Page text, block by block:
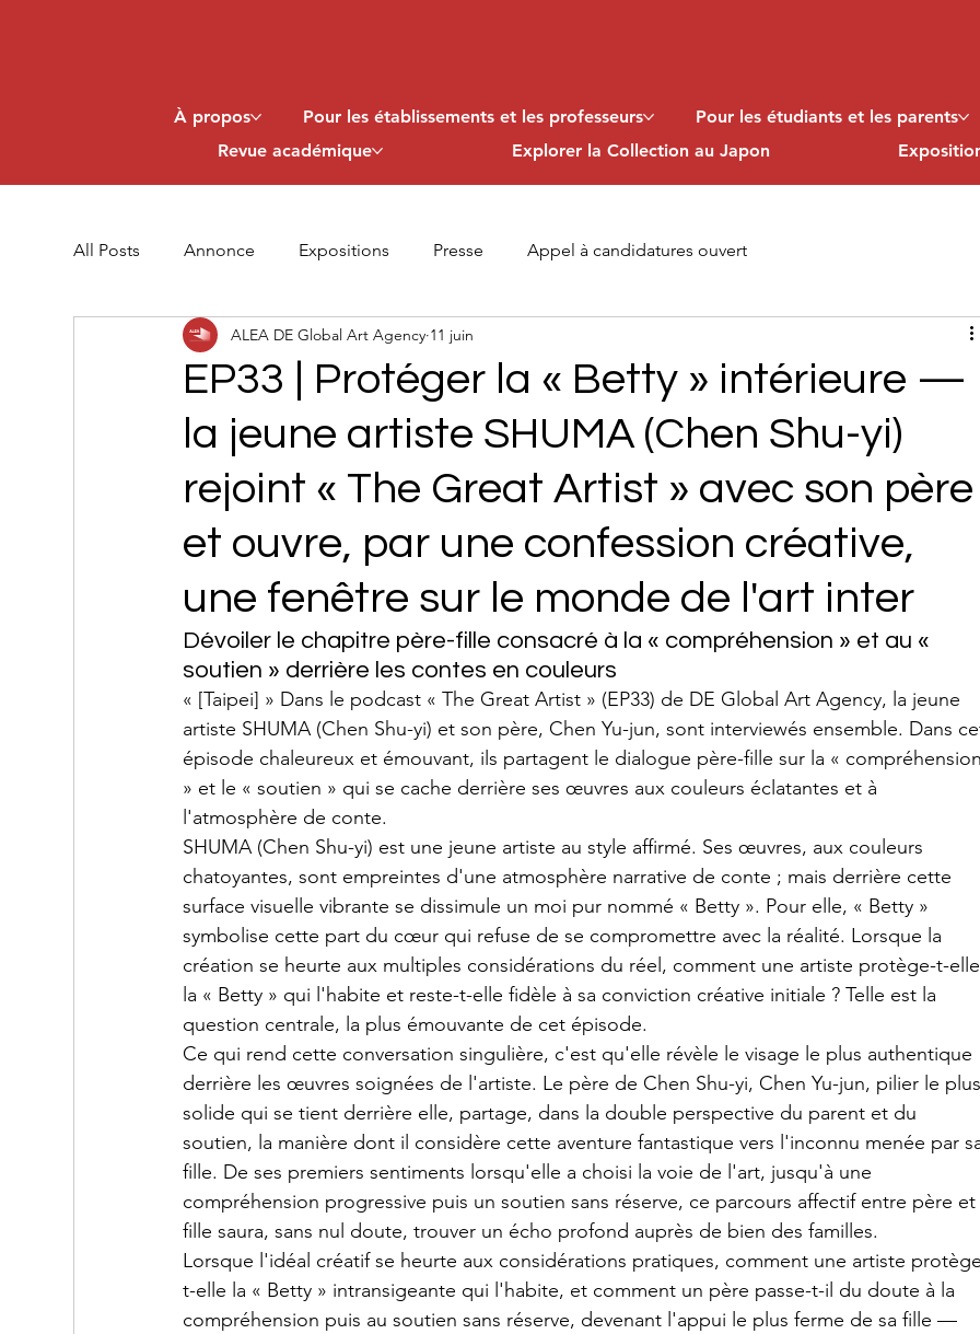
À propos Pour les établissements et les professeurs Pour les étudiants et les parents
Revue académique
Explorer la Collection au Japon
All Posts Annonce Expositions Presse Appel à candidatures ouvert
EP33 | Protéger la « Betty » intérieure —
la jeune artiste SHUMA (Chen Shu-yi)
rejoint « The Great Artist » avec son père
et ouvre, par une confession créative,
une fenêtre sur le monde de l'art inter
ALEA DE Global Art Agency 11 juin
Dévoiler le chapitre père-fille consacré à la « compréhension » et au «
soutien » derrière les contes en couleurs
« [Taipei] » Dans le podcast « The Great Artist » (EP33) de DE Global Art Agency, la jeune
artiste SHUMA (Chen Shu-yi) et son père, Chen Yu-jun, sont interviewés ensemble. Dans
épisode chaleureux et émouvant, ils partagent le dialogue père-fille sur la « compréhension
» et le « soutien » qui se cache derrière ses œuvres aux couleurs éclatantes et à
l'atmosphère de conte.
SHUMA (Chen Shu-yi) est une jeune artiste au style affirmé. Ses œuvres, aux couleurs
chatoyantes, sont empreintes d'une atmosphère narrative de conte ; mais derrière cette
surface visuelle vibrante se dissimule un moi pur nommé « Betty ». Pour elle, « Betty »
symbolise cette part du cœur qui refuse de se compromettre avec la réalité. Lorsque la
création se heurte aux multiples considérations du réel, comment une artiste protège-t-elle
la « Betty » qui l'habite et reste-t-elle fidèle à sa conviction créative initiale ? Telle est la
question centrale, la plus émouvante de cet épisode.
Ce qui rend cette conversation singulière, c'est qu'elle révèle le visage le plus authentique
derrière les œuvres soignées de l'artiste. Le père de Chen Shu-yi, Chen Yu-jun, pilier le plus
solide qui se tient derrière elle, partage, dans la double perspective du parent et du
soutien, la manière dont il considère cette aventure fantastique vers l'inconnu menée par
fille. De ses premiers sentiments lorsqu'elle a choisi la voie de l'art, jusqu'à une
compréhension progressive puis un soutien sans réserve, ce parcours affectif entre père et
fille saura, sans nul doute, trouver un écho profond auprès de bien des familles.
Lorsque l'idéal créatif se heurte aux considérations pratiques, comment une artiste
t-elle la « Betty » intransigeante qui l'habite, et comment un père passe-t-il du doute à la
compréhension puis au soutien sans réserve, devenant l'appui le plus ferme de sa fille —